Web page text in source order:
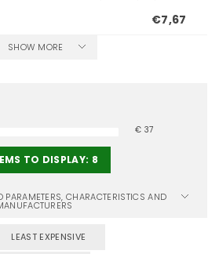
€7,67
SHOW MORE
€ 37
TO DISPLAY: 8
PARAMETERS, CHARACTERISTICS AND
LEAST EXPENSIVE